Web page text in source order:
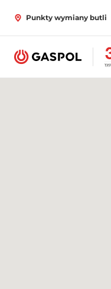
Punkty wymiany butli